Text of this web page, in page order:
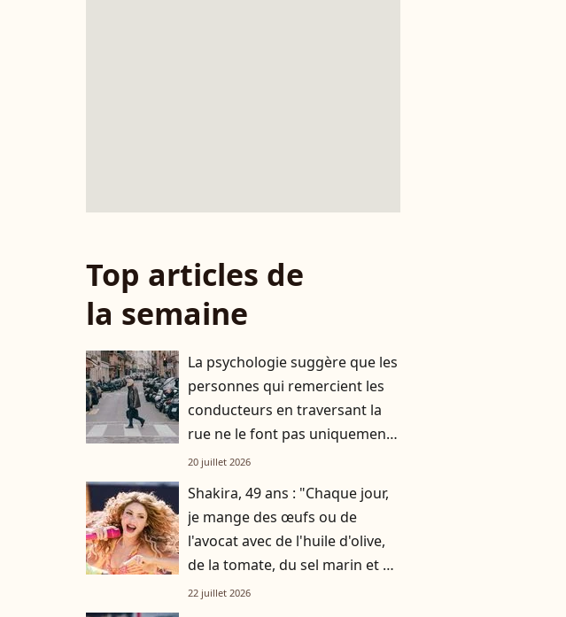
Top articles de
la semaine
La psychologie suggère que les
personnes qui remercient les
conducteurs en traversant la
rue ne le font pas uniquement
par gratitude
20 juillet 2026
Shakira, 49 ans : "Chaque jour,
je mange des œufs ou de
l'avocat avec de l'huile d'olive,
de la tomate, du sel marin et un
smoothie"
22 juillet 2026